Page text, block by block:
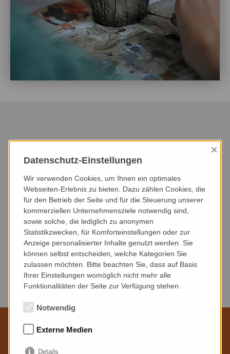
NÄCHSTE 6 MONATE
VERANSTALTUNGSART VERANSTALTUNGSORT
Keine Veranstaltungen gefunden.
Datenschutz-Einstellungen
×
Wir verwenden Cookies, um Ihnen ein optimales
Webseiten-Erlebnis zu bieten. Dazu zählen Cookies, die
für den Betrieb der Seite und für die Steuerung unserer
kommerziellen Unternehmensziele notwendig sind,
sowie solche, die lediglich zu anonymen
Statistikzwecken, für Komforteinstellungen oder zur
Anzeige personalisierter Inhalte genutzt werden. Sie
können selbst entscheiden, welche Kategorien Sie
zulassen möchten. Bitte beachten Sie, dass auf Basis
Ihrer Einstellungen womöglich nicht mehr alle
Funktionalitäten der Seite zur Verfügung stehen.
Notwendig
Externe Medien
Details